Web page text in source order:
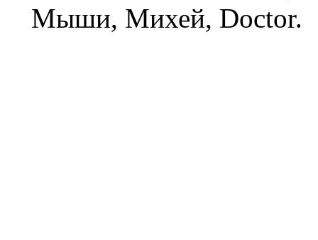
Мыши, Михей, Doctor.